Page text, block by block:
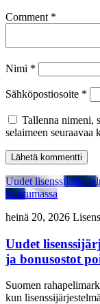
Comment *
Nimi *
Sähköpostiosoite *
Tallenna nimeni,
selaimeen seuraavaa
Uudet
poistumassa
heinä 20, 2026
Uudet
ja bonusostot
Suomen
kun